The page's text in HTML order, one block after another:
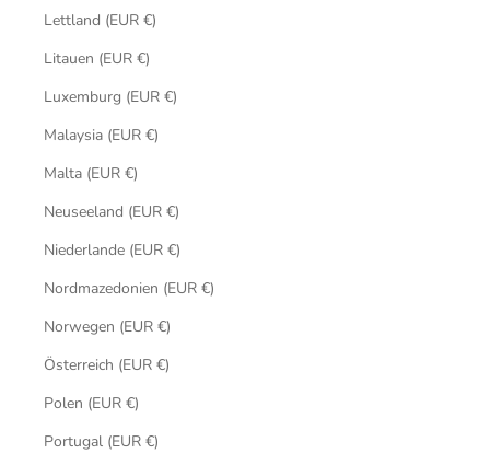
Lettland (EUR €)
Litauen (EUR €)
Luxemburg (EUR €)
Malaysia (EUR €)
Malta (EUR €)
Neuseeland (EUR €)
Niederlande (EUR €)
Nordmazedonien (EUR €)
Norwegen (EUR €)
Österreich (EUR €)
Polen (EUR €)
Portugal (EUR €)